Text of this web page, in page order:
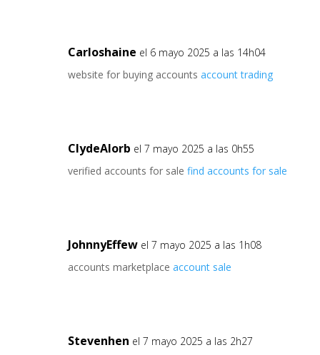
Carloshaine el 6 mayo 2025 a las 14h04
website for buying accounts account trading
ClydeAlorb el 7 mayo 2025 a las 0h55
verified accounts for sale find accounts for sale
JohnnyEffew el 7 mayo 2025 a las 1h08
accounts marketplace account sale
Stevenhen el 7 mayo 2025 a las 2h27